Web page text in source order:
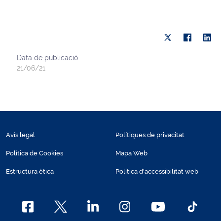
Data de publicació
21/06/21
Avís legal
Política de Cookies
Estructura ètica
Polítiques de privacitat
Mapa Web
Política d'accessibilitat web